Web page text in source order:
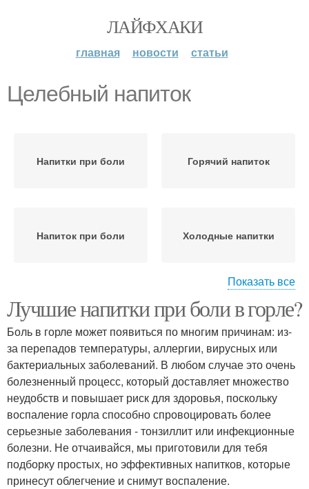
ЛАЙФХАКИ
главная новости статьи
Целебный напиток
Напитки при боли Горячий напиток
Напиток при боли Холодные напитки
Напитки при болях Напитки в ассортименте
Эффективные напитки Напиток с лимоном
Показать все
Лучшие напитки при боли в горле?
Боль в горле может появиться по многим причинам: из-
за перепадов температуры, аллергии, вирусных или
бактериальных заболеваний. В любом случае это очень
болезненный процесс, который доставляет множество
неудобств и повышает риск для здоровья, поскольку
воспаление горла способно спровоцировать более
серьезные заболевания - тонзиллит или инфекционные
болезни. Не отчаивайся, мы приготовили для тебя
подборку простых, но эффективных напитков, которые
принесут облегчение и снимут воспаление.